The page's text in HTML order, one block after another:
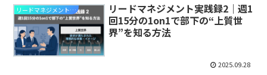
リードマネジメント実践録
リードマネジメント実践録2｜週1
回15分の1on1で部下の“上質世
界”を知る方法
2025.09.28